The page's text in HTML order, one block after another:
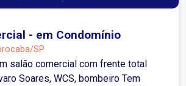
- em Condomínio
SP
salão comercial com frente total
Soares, WCS, bombeiro Tem